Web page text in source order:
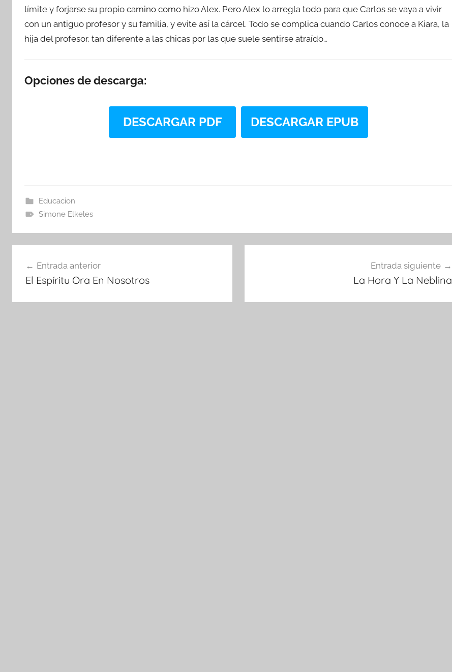
límite y forjarse su propio camino como hizo Alex. Pero Alex lo arregla todo para que Carlos se vaya a vivir
con un antiguo profesor y su familia, y evite así la cárcel. Todo se complica cuando Carlos conoce a Kiara, la
hija del profesor, tan diferente a las chicas por las que suele sentirse atraído…
Opciones de descarga:
DESCARGAR PDF DESCARGAR EPUB
Educacion
Simone Elkeles
de
entradas
Entrada anterior
El Espíritu Ora En Nosotros
Entrada siguiente
La Hora Y La Neblina